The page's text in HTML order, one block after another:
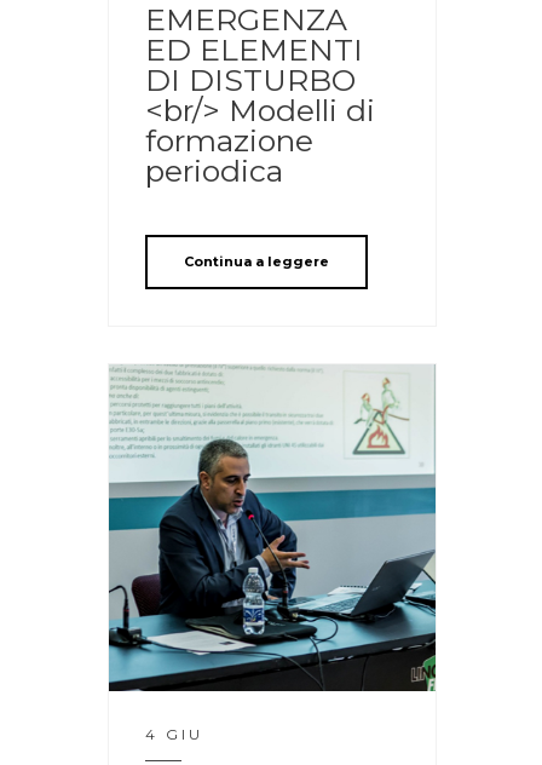
EMERGENZA
ED ELEMENTI
DI DISTURBO
<br/> Modelli di
formazione
periodica
Continua a leggere
4 GIU